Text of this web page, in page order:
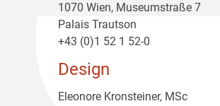
1070 Wien, Museumstraße 7
Palais Trautson
+43 (0)1 52 1 52-0
Design
Eleonore Kronsteiner, MSc